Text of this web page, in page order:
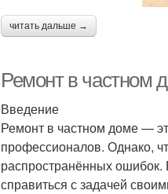
читать дальше →
Ремонт в частном
Введение
Ремонт в частном доме —
профессионалов. Однако,
распространённых
справиться с задачей